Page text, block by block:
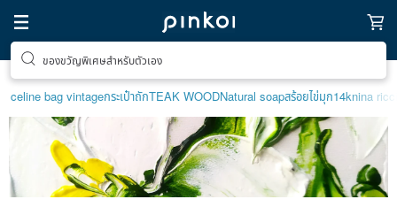
ตามหาไอเทมฮีลใจ
celine bag vintageกระเป๋าถักTEAK WOODNatural soapสร้อยไข่มุก14knina